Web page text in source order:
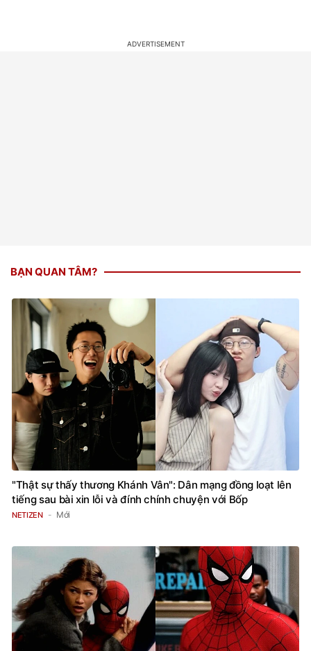
BẠN QUAN TÂM?
"Thật sự thấy thương Khánh Vân": Dân mạng đồng loạt lên
tiếng sau bài xin lỗi và đính chính chuyện với Bốp
NETIZEN Mới